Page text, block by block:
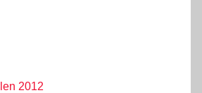
2012